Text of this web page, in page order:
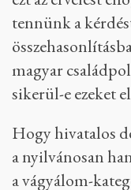
tennünk a
magyar
sikerül-e ezeket
Hogy hivatalos
a nyilvánosan
a vágyálom-